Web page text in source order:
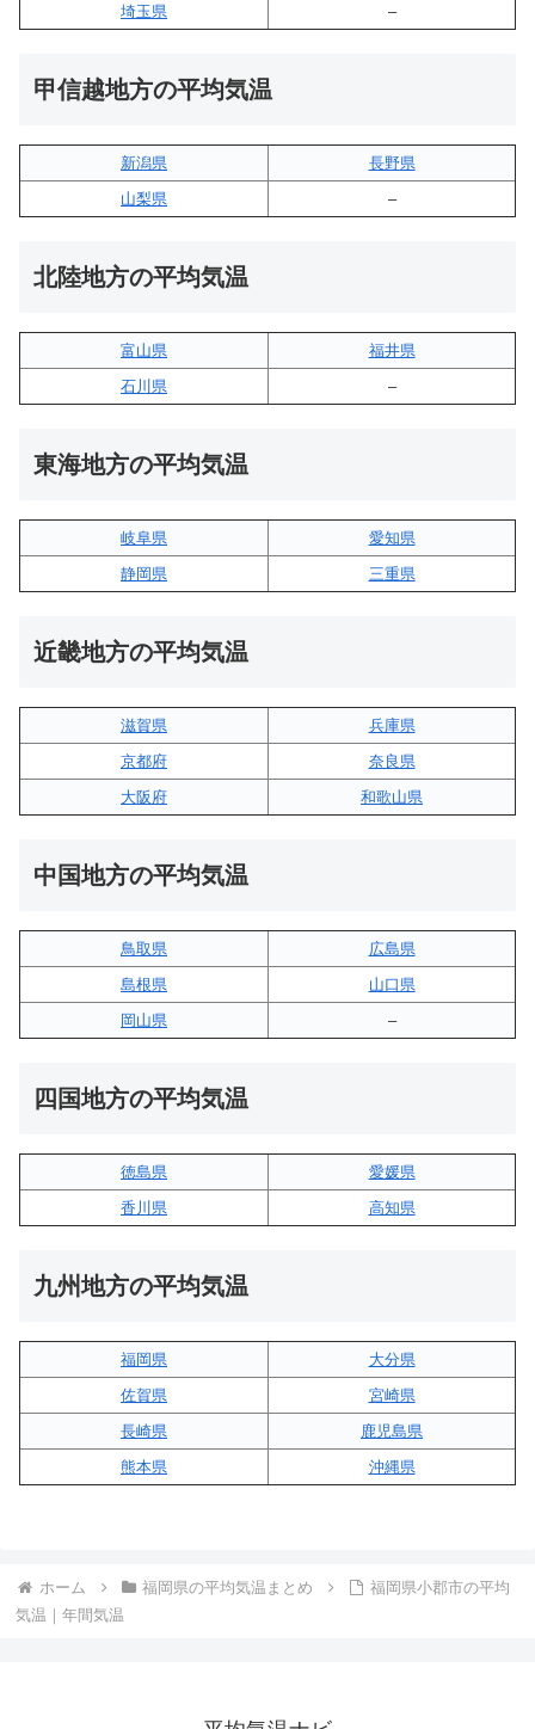
埼玉県
–
甲信越地方の平均気温
新潟県
長野県
山梨県
–
北陸地方の平均気温
富山県
福井県
石川県
–
東海地方の平均気温
岐阜県
愛知県
静岡県
三重県
近畿地方の平均気温
滋賀県
兵庫県
京都府
奈良県
大阪府
和歌山県
中国地方の平均気温
鳥取県
広島県
島根県
山口県
岡山県
–
四国地方の平均気温
徳島県
愛媛県
香川県
高知県
九州地方の平均気温
福岡県
大分県
佐賀県
宮崎県
長崎県
鹿児島県
熊本県
沖縄県
ホーム 福岡県の平均気温まとめ
福岡県小郡市の平均
気温｜年間気温